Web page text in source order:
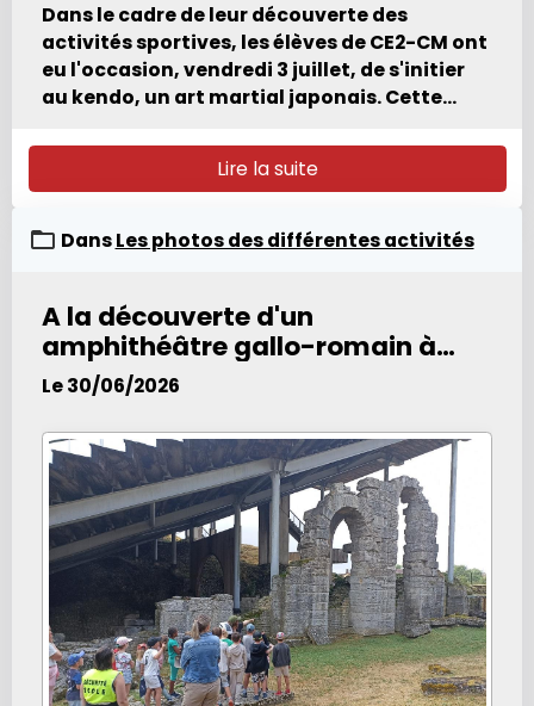
Dans le cadre de leur découverte des
activités sportives, les élèves de CE2-CM ont
eu l'occasion, vendredi 3 juillet, de s'initier
au kendo, un art martial japonais. Cette
Adam, élève de CM2 et pratiquant
passionné, qui a invité son professeur, M.
démonstration à l'école. Les élèves ont ainsi
utilisé à l'entraînement et en combat.
Guidés par les explications de M. Deverney et
d'Adam, ils ont pu tenter quelques frappes
et mieux comprendre les principes de cette
discipline. Une expérience enrichissante et
pleine de découvertes, qui a éveillé la
curiosité et l'intérêt de tous.
Lire la suite
DansLes photos des différentes activités
A la découverte d'un
amphithéâtre gallo-romain à
Grand.
Le 30/06/2026